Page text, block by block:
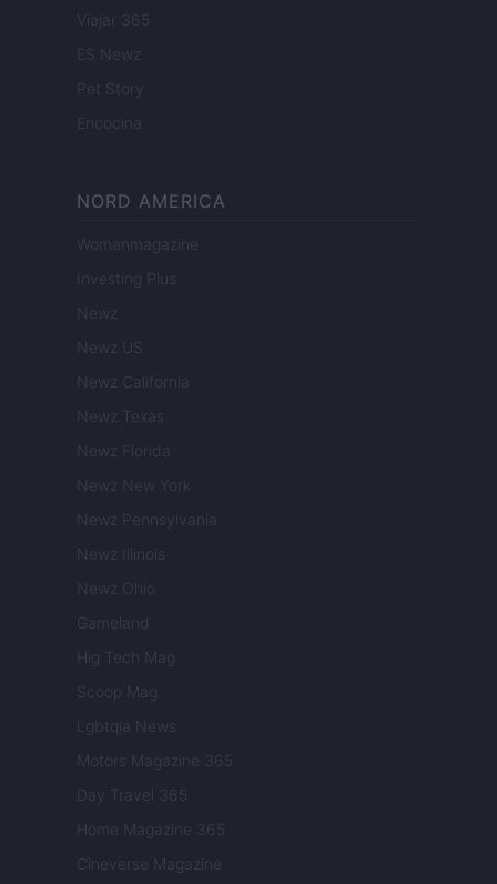
Viajar 365
ES Newz
Pet Story
Encocina
NORD AMERICA
Womanmagazine
Investing Plus
Newz
Newz US
Newz California
Newz Texas
Newz Florida
Newz New York
Newz Pennsylvania
Newz Illinois
Newz Ohio
Gameland
Hig Tech Mag
Scoop Mag
Lgbtqia News
Motors Magazine 365
Day Travel 365
Home Magazine 365
Cineverse Magazine